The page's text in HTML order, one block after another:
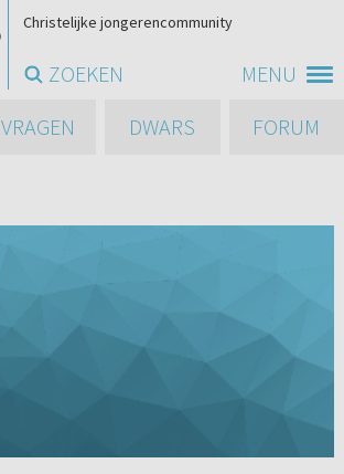
MENU
Christelijke jongerencommunity
ZOEKEN
VRAGEN DWARS FORUM